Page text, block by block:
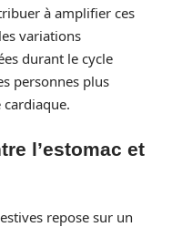
à amplifier ces
variations
durant le cycle
personnes plus
l’estomac et
repose sur un